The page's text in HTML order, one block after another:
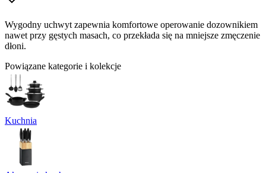
Wygodny uchwyt zapewnia komfortowe operowanie dozownikiem
nawet przy gęstych masach, co przekłada się na mniejsze zmęczenie
dłoni.
Powiązane kategorie i kolekcje
Kuchnia